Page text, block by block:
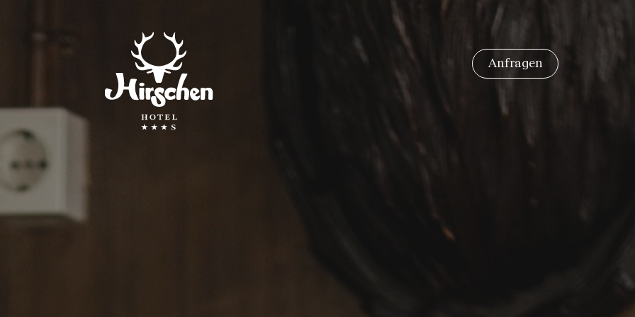
Anfragen